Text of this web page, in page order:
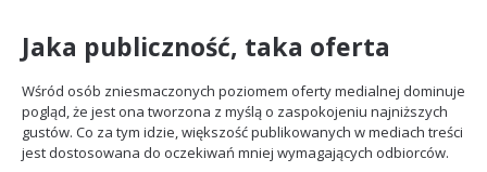
Jaka publiczność, taka oferta
Wśród osób zniesmaczonych poziomem oferty medialnej dominuje
pogląd, że jest ona tworzona z myślą o zaspokojeniu najniższych
gustów. Co za tym idzie, większość publikowanych w mediach treści
jest dostosowana do oczekiwań mniej wymagających odbiorców.